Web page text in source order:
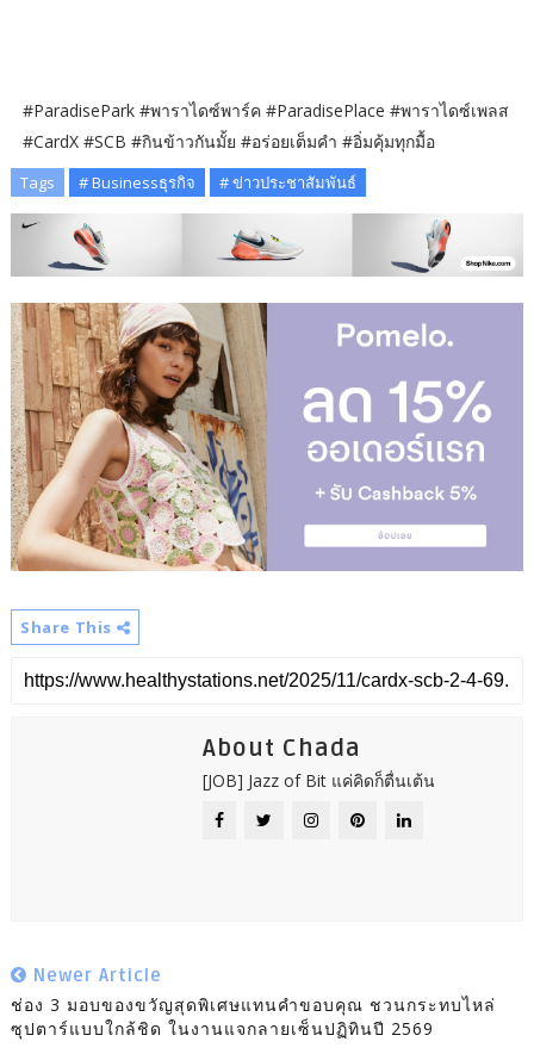
#ParadisePark #พาราไดซ์พาร์ค #ParadisePlace #พาราไดซ์เพลส
#CardX #SCB #กินข้าวกันมั้ย #อร่อยเต็มคำ #อิ่มคุ้มทุกมื้อ
Tags # Businessธุรกิจ # ข่าวประชาสัมพันธ์
Share This
About Chada
[JOB] Jazz of Bit แค่คิดก็ตื่นเต้น
Newer Article
ช่อง 3 มอบของขวัญสุดพิเศษแทนคำขอบคุณ ชวนกระทบไหล่
ซุปตาร์แบบใกล้ชิด ในงานแจกลายเซ็นปฏิทินปี 2569